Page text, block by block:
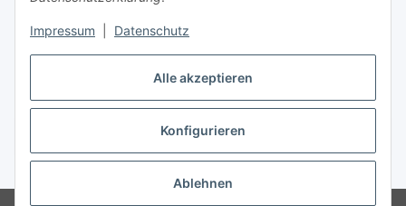
Alle akzeptieren
Konfigurieren
Ablehnen
Impressum Datenschutz
Gesetzliche Informationen
Vertrag widerrufen
* Alle Preise inkl. gesetzlicher USt., zzgl.Versand